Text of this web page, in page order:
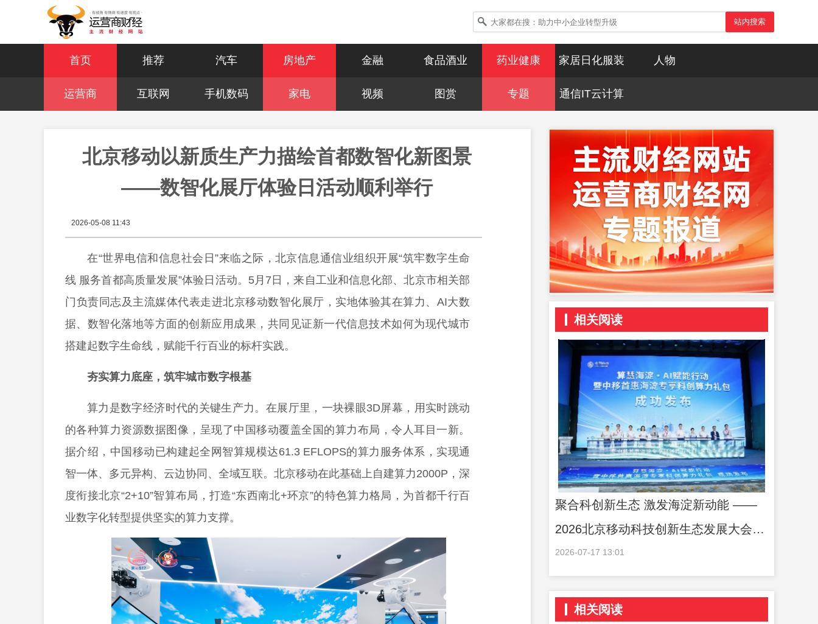
站内搜索
首页 推荐 汽车 房地产 金融 食品酒业 药业健康 家居日化服装 人物
运营商 互联网 手机数码 家电 视频 图赏 专题 通信IT云计算
北京移动以新质生产力描绘首都数智化新图景
——数智化展厅体验日活动顺利举行
2026-05-08 11:43
在“世界电信和信息社会日”来临之际，北京信息通信业组织开展“筑牢数字生命
线 服务首都高质量发展”体验日活动。5月7日，来自工业和信息化部、北京市相关部
门负责同志及主流媒体代表走进北京移动数智化展厅，实地体验其在算力、AI大数
据、数智化落地等方面的创新应用成果，共同见证新一代信息技术如何为现代城市
搭建起数字生命线，赋能千行百业的标杆实践。
夯实算力底座，筑牢城市数字根基
算力是数字经济时代的关键生产力。在展厅里，一块裸眼3D屏幕，用实时跳动
的各种算力资源数据图像，呈现了中国移动覆盖全国的算力布局，令人耳目一新。
据介绍，中国移动已构建起全网智算规模达61.3 EFLOPS的算力服务体系，实现通
智一体、多元异构、云边协同、全域互联。北京移动在此基础上自建算力2000P，深
度衔接北京“2+10”智算布局，打造“东西南北+环京”的特色算力格局，为首都千行百
业数字化转型提供坚实的算力支撑。
相关阅读
聚合科创新生态 激发海淀新动能 ——
2026北京移动科技创新生态发展大会举
行
2026-07-17 13:01
相关阅读